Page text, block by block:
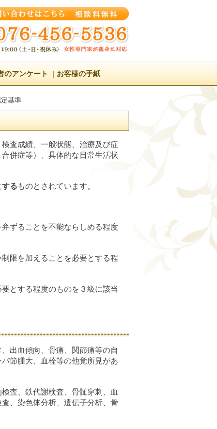
のアンケート お客様の手紙
基準
査成績、一般状態、治療及び症
併症等）、具体的な日常生活状
る ものとされています。
ずることを不能ならしめる程度
限を加えることを必要とする程
とする程度のものを３級に該当
出血傾向、骨痛、関節痛等の自
節腫大、血栓等の他覚所見があ
査、鉄代謝検査、骨髄穿刺、血
、染色体分析、遺伝子分析、骨